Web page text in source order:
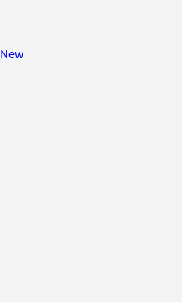
New